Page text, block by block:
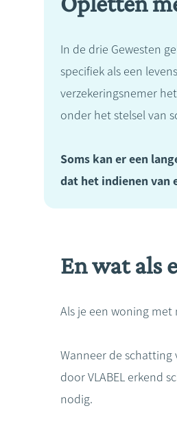
In de drie Gewesten
specifiek als een
verzekeringsnemer
onder het stelsel van
Soms kan er een
dat het indienen van
En wat als
Als je een woning
Wanneer de
door VLABEL erkend
nodig.